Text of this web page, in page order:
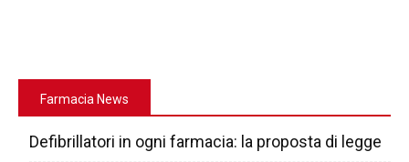
Farmacia News
Defibrillatori in ogni farmacia: la proposta di legge